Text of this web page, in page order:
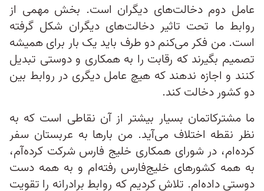
عامل دوم دخالت‌های دیگران است. بخش مهمی از
روابط ما تحت تاثیر دخالت‌های دیگران شکل گرفته
است. من فکر می‌کنم دو طرف باید یک بار برای همیشه
تصمیم بگیرند که رقابت را به همکاری و دوستی تبدیل
کنند و اجازه ندهند که هیچ عامل دیگری در روابط بین
دو کشور دخالت کند.
ما مشترکاتمان بسیار بیشتر از آن نقاطی است که به
نظر نقطه اختلاف می‌آید. من بارها به عربستان سفر
کرده‌ام، در شورای همکاری خلیج فارس شرکت کرده‌آم،
به همه کشورهای خلیج‌فارس رفته‌ام و به همه دست
دوستی داده‌ام. تلاش کردیم که روابط برادرانه را تقویت